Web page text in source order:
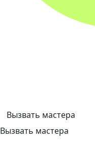
Вызвать мастера
Вызвать мастера